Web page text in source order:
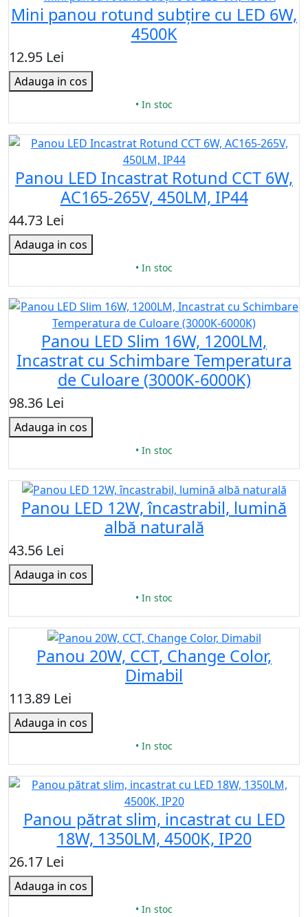
Mini panou rotund subțire cu LED 6W,
4500K
12.95 Lei
Adauga in cos
• In stoc
Panou LED Incastrat Rotund CCT 6W,
AC165-265V, 450LM, IP44
44.73 Lei
Adauga in cos
• In stoc
Panou LED Slim 16W, 1200LM,
Incastrat cu Schimbare Temperatura
de Culoare (3000K-6000K)
98.36 Lei
Adauga in cos
• In stoc
Panou LED 12W, încastrabil, lumină
albă naturală
43.56 Lei
Adauga in cos
• In stoc
Panou 20W, CCT, Change Color,
Dimabil
113.89 Lei
Adauga in cos
• In stoc
Panou pătrat slim, incastrat cu LED
18W, 1350LM, 4500K, IP20
26.17 Lei
Adauga in cos
• In stoc